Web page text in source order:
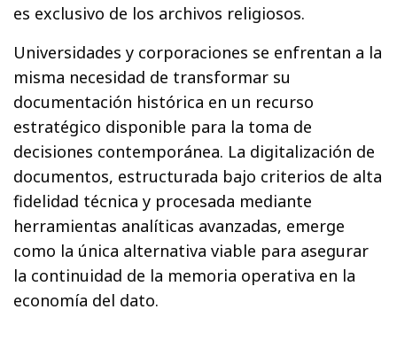
es exclusivo de los archivos religiosos.
Universidades y corporaciones se enfrentan a la
misma necesidad de transformar su
documentación histórica en un recurso
estratégico disponible para la toma de
decisiones contemporánea. La digitalización de
documentos, estructurada bajo criterios de alta
fidelidad técnica y procesada mediante
herramientas analíticas avanzadas, emerge
como la única alternativa viable para asegurar
la continuidad de la memoria operativa en la
economía del dato.